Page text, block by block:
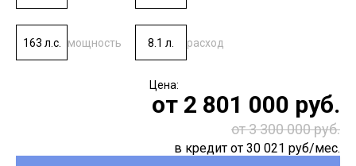
163 л.с. мощность 8.1 л. расход
от 2 801 000 руб.
от 3 300 000 руб.
в кредит от 30 021 руб/мес.